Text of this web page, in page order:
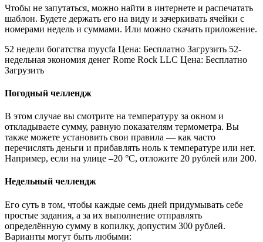
Чтобы не запутаться, можно найти в интернете и распечатать
шаблон. Будете держать его на виду и зачеркивать ячейки с
номерами недель и суммами. Или можно скачать приложение.
52 недели богатства myycfa Цена: Бесплатно Загрузить 52-
недельная экономия денег Rome Rock LLC Цена: Бесплатно
Загрузить
Погодный челлендж
В этом случае вы смотрите на температуру за окном и
откладываете сумму, равную показателям термометра. Вы
также можете установить свои правила — как часто
перечислять деньги и прибавлять ноль к температуре или нет.
Например, если на улице –20 °C, отложите 20 рублей или 200.
Недельный челлендж
Его суть в том, чтобы каждые семь дней придумывать себе
простые задания, а за их выполнение отправлять
определённую сумму в копилку, допустим 300 рублей.
Варианты могут быть любыми: